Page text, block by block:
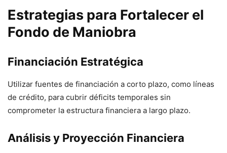
Estrategias para Fortalecer el
Fondo de Maniobra
Financiación Estratégica
Utilizar fuentes de financiación a corto plazo, como líneas
de crédito, para cubrir déficits temporales sin
comprometer la estructura financiera a largo plazo.
Análisis y Proyección Financiera